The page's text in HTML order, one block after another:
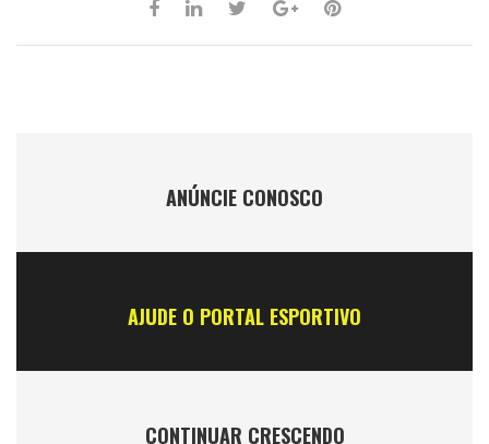
ANÚNCIE CONOSCO
AJUDE O PORTAL ESPORTIVO
CONTINUAR CRESCENDO